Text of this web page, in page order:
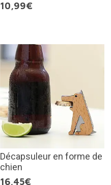
10,99€
Décapsuleur en forme de
chien
16,45€